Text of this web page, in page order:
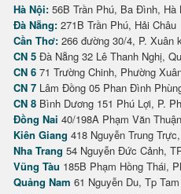
Hà Nội: 56B Trần Phú, Ba Đình, Hà
Đà Nẵng: 271B Trần Phú, Hải Châu
Cần Thơ: 266 đường 30/4, P. Xuân
CN 5 Đà Nẵng 32 Lê Thanh Nghị,
CN 6 71 Trường Chinh, Phường
CN 7 Lâm Đồng 05 Phan Đình
CN 8 Bình Dương 151 Phú Lợi, P.
Đồng Nai 40/198A Phạm Văn
Kiên Giang 418 Nguyễn Trung
Nha Trang 54 Nguyễn Đức Cảnh,
Vũng Tàu 185B Phạm Hồng Thái,
Quảng Nam 61 Nguyễn Du, Tp